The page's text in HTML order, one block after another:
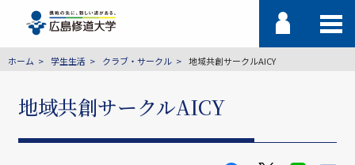
ホーム 学生生活 クラブ・サークル 地域共創サークルAICY
地域共創サークルAICY